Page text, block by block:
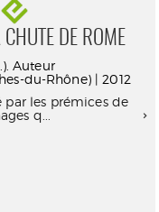
DE ROME
Auteur
du-Rhône) | 2012
par les prémices de
q...